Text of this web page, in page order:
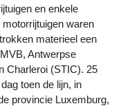
en enkele
waren
materieel een
Antwerpse
Charleroi (STIC). 25
toen de lijn, in
provincie Luxemburg,